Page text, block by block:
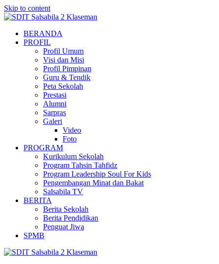
Skip to content
BERANDA
PROFIL
Profil Umum
Visi dan Misi
Profil Pimpinan
Guru & Tendik
Peta Sekolah
Prestasi
Alumni
Sarpras
Galeri
Video
Foto
PROGRAM
Kurikulum Sekolah
Program Tahsin Tahfidz
Program Leadership Soul For Kids
Pengembangan Minat dan Bakat
Salsabila TV
BERITA
Berita Sekolah
Berita Pendidikan
Penguat Jiwa
SPMB